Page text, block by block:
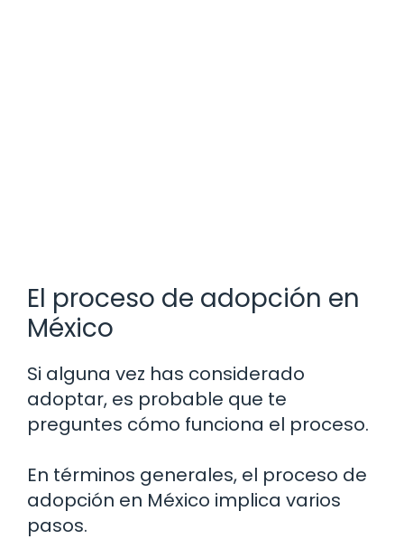
El proceso de adopción en
México
Si alguna vez has considerado
adoptar, es probable que te
preguntes cómo funciona el proceso.
En términos generales, el proceso de
adopción en México implica varios
pasos.